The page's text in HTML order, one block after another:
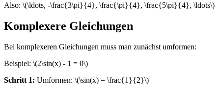
Also: \(\ldots, -\frac{3\pi}{4}, \frac{\pi}{4}, \frac{5\pi}{4}, \ldots\)
Komplexere Gleichungen
Bei komplexeren Gleichungen muss man zunächst umformen:
Beispiel: \(2\sin(x) - 1 = 0\)
Schritt 1: Umformen: \(\sin(x) = \frac{1}{2}\)